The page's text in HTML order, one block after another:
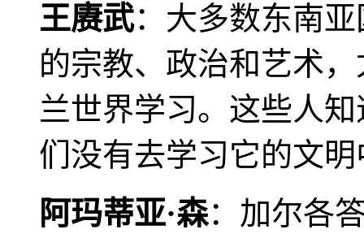
王赓武：大多数东南
的宗教、政治和艺术
兰世界学习。这些人
们没有去学习它的文
阿玛蒂亚·森：加尔各